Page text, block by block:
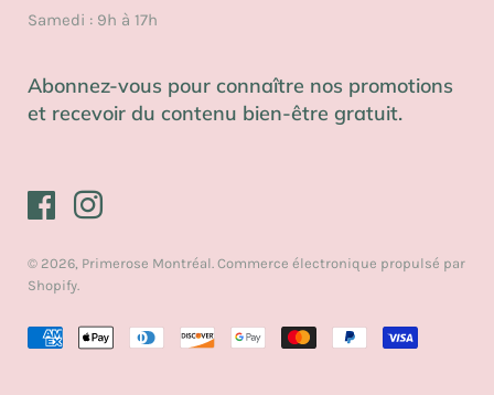
Samedi : 9h à 17h
Abonnez-vous pour connaître nos promotions
et recevoir du contenu bien-être gratuit.
© 2026, Primerose Montréal. Commerce électronique propulsé par
Shopify.